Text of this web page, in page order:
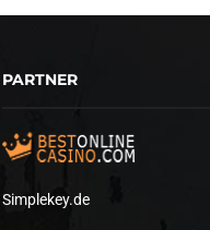
PARTNER
Simplekey.de